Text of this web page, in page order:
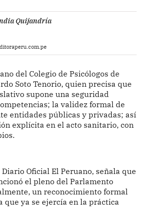
Quijandría
del Colegio de Psicólogos de
Soto Tenorio, quien precisa que
supone una seguridad
la validez formal de
entidades públicas y privadas; así
explícita en el acto sanitario, con
Oficial El Peruano, señala que
el pleno del Parlamento
un reconocimiento formal
que ya se ejercía en la práctica